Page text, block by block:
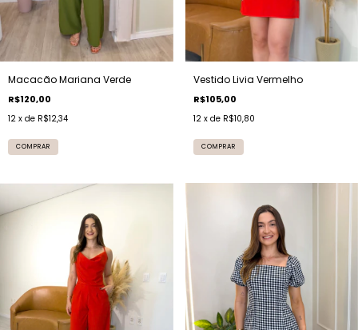
Macacão Mariana Verde
R$120,00
12 x de R$12,34
COMPRAR
Vestido Livia Vermelho
R$105,00
12 x de R$10,80
COMPRAR